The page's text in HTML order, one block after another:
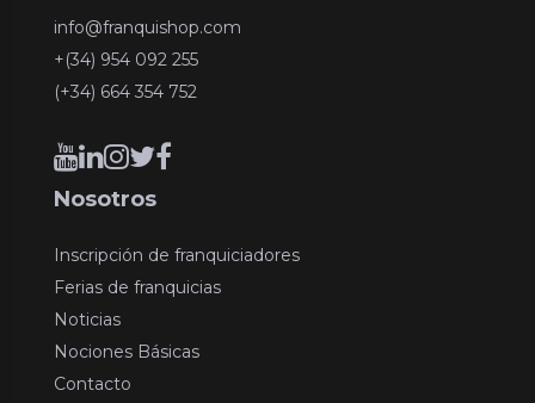
info@franquishop.com
+(34) 954 092 255
(+34) 664 354 752
Nosotros
Inscripción de franquiciadores
Ferias de franquicias
Noticias
Nociones Básicas
Contacto